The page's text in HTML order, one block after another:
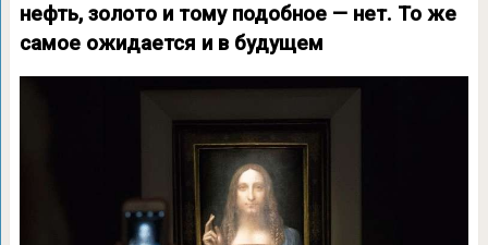
нефть, золото и тому подобное — нет. То же
самое ожидается и в будущем